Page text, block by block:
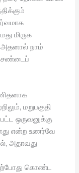
மிருக
அதனால் நாம்
சண்டைப்
மறுபகுதி
ஒருவனுக்கு
என்ற உணர்வே
அதாவது
தற்போது கொண்ட